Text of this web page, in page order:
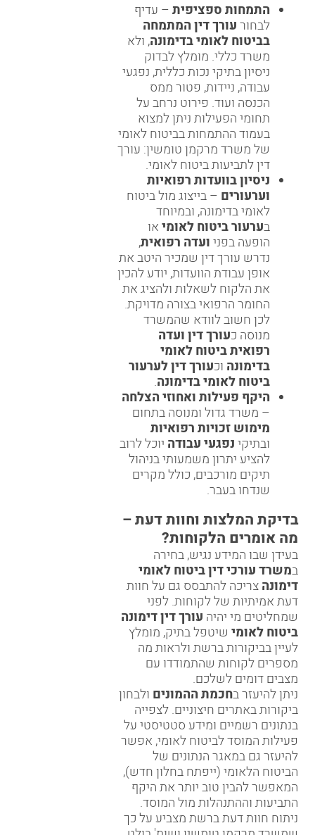
התמחות ספציפית– עדיף
לבחורעורך דין המתמחה
בביטוח לאומי בדימונה, ולא
משרד כללי. מומלץ לבדוק
ניסיון בתיקי נכות כללית, נפגעי
עבודה, ניידות, פטור ממס
הכנסה ועוד. פירוט נרחב על
תחומי הפעילות ניתן למצוא
בעמוד ההתמחות בביטוח לאומי
של משרד מרקמן טומשין: עורך
דין לתביעות ביטוח לאומי.
ניסיון בוועדות רפואיות
וערעורים – בייצוג מול ביטוח
לאומי בדימונה, ובמיוחד
בערעור ביטוח לאומיאו
הופעה בפניועדה רפואית,
נדרש עורך דין שמכיר היטב את
אופן עבודת הוועדות, יודע להכין
את הלקוח לשאלות ולהציג את
החומר הרפואי בצורה מדויקת.
לכן חשוב לוודא שהמשרד
מנוסה כעורך דין ועדה
רפואית ביטוח לאומי
בדימונה וכעורך דין לערעור
ביטוח לאומי בדימונה.
היקף פעילות ואחוזי הצלחה
– משרד גדול ומנוסה בתחום
מימוש זכויות רפואיות
ובתיקינפגעי עבודה יוכל לרוב
להציע יתרון משמעותי בניהול
תיקים מורכבים, כולל מקרים
שנדחו בעבר.
בדיקת המלצות וחוות דעת –
מה אומרים הלקוחות?
בעידן שבו המידע נגיש, בחירה
במשרד עורכי דין ביטוח לאומי
דימונהצריכה להתבסס גם על חוות
דעת אמיתיות של לקוחות. לפני
שמחליטים מי יהיה עורך דין דימונה
ביטוח לאומישיטפל בתיק, מומלץ
לעיין בביקורות ברשת ולראות מה
מספרים לקוחות שהתמודדו עם
מצבים דומים לשלכם.
ניתן להיעזר בחכמת ההמונים ולבחון
ביקורות באתרים חיצוניים. לצפייה
בנתונים רשמיים ומידע סטטיסטי על
פעילות המוסד לביטוח לאומי, אפשר
להיעזר גם במאגר הנתונים של
הביטוח הלאומי (ייפתח בחלון חדש),
המאפשר להבין טוב יותר את היקף
התביעות וההתנהלות מול המוסד.
ניתוח חוות דעת ברשת מצביע על כך